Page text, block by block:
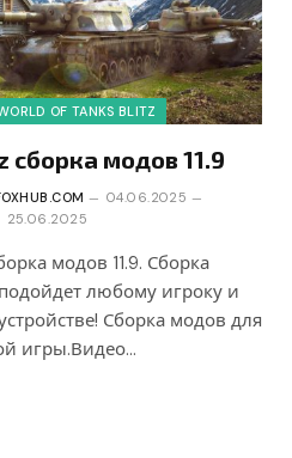
OF TANKS BLITZ
сборка модов 11.9
04.06.2025
25.06.2025
модов 11.9. Сборка
любому игроку и
Сборка модов для
игры.Видео…